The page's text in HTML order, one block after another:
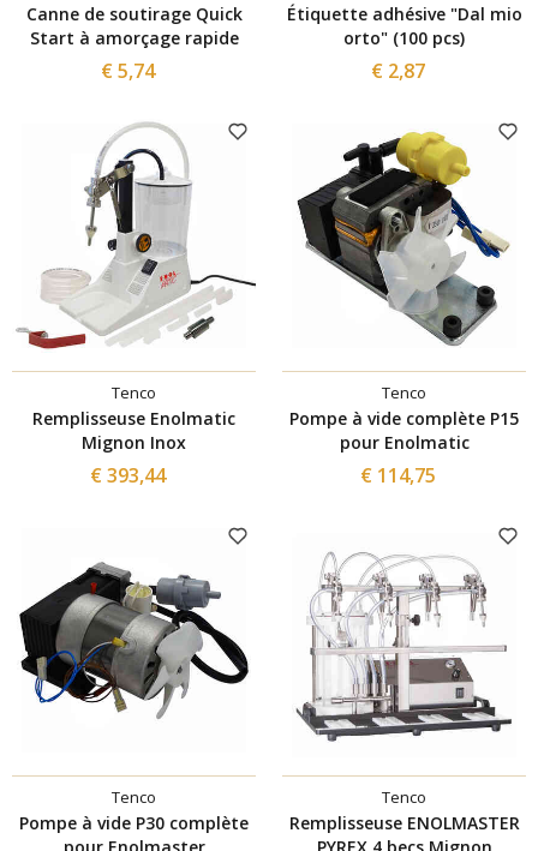
Canne de soutirage Quick
Start à amorçage rapide
€ 5,74
Étiquette adhésive "Dal mio
orto" (100 pcs)
€ 2,87
Tenco
Remplisseuse Enolmatic
Mignon Inox
€ 393,44
Tenco
Pompe à vide complète P15
pour Enolmatic
€ 114,75
Tenco
Pompe à vide P30 complète
pour Enolmaster
Tenco
Remplisseuse ENOLMASTER
PYREX 4 becs Mignon